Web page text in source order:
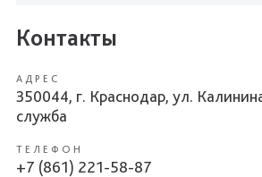
Контакты
АДРЕС
350044, г. Краснодар, ул.
служба
ТЕЛЕФОН
+7 (861) 221-58-87